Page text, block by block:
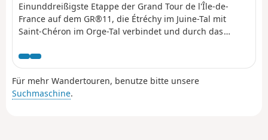
Einunddreißigste Etappe der Grand Tour de l'Île-de-
France auf dem GR®11, die Étréchy im Juine-Tal mit
Saint-Chéron im Orge-Tal verbindet und durch das
der Grenze zur Beauce in ihrem südlichen Teil durch
abwechslungsreiche Landschaften zwischen
Hochebenen und Tälern, Feldern und Wäldern. Sie
zeichnet sich durch zahlreiche Aufstiege und Abstiege
Für mehr Wandertouren, benutze bitte unsere
Suchmaschine.